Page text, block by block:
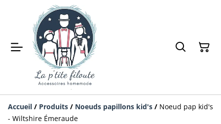
Accueil / Produits / Noeuds papillons kid's / Noeud pap kid's
- Wiltshire Émeraude